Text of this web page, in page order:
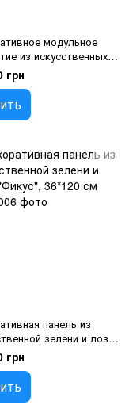
модульное
из искусственных
100*300 см
грн
панель из
зелени и лозы
36*120 см
грн